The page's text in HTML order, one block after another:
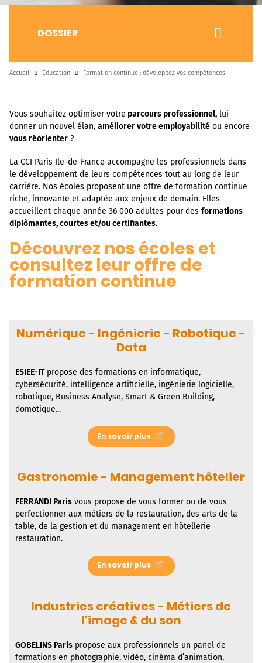
DOSSIER
Accueil Éducation Formation continue : développez vos compétences
Vous souhaitez optimiser votre parcours professionnel, lui
donner un nouvel élan, améliorer votre employabilité ou encore
vous réorienter ?
La CCI Paris Ile-de-France accompagne les professionnels dans
le développement de leurs compétences tout au long de leur
carrière. Nos écoles proposent une offre de formation continue
riche, innovante et adaptée aux enjeux de demain. Elles
accueillent chaque année 36 000 adultes pour des formations
diplômantes, courtes et/ou certifiantes.
Découvrez nos écoles et
consultez leur offre de
formation continue
Numérique - Ingénierie - Robotique -
Data
ESIEE-ITpropose des formations en informatique,
cybersécurité, intelligence artificielle, ingénierie logicielle,
robotique, Business Analyse, Smart & Green Building,
domotique...
En savoir plus
Gastronomie - Management hôtelier
FERRANDI Paris vous propose de vous former ou de vous
perfectionner aux métiers de la restauration, des arts de la
table, de la gestion et du management en hôtellerie
restauration.
En savoir plus
Industries créatives - Métiers de
l'image & du son
GOBELINS Paris propose aux professionnels un panel de
formations en photographie, vidéo, cinéma d’animation,